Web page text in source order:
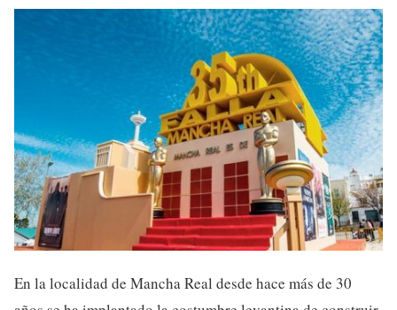
En la localidad de Mancha Real desde hace más de 30